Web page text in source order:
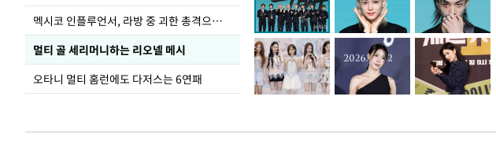
멕시코 인플루언서, 라방 중 괴한 총격으로 사망
멀티 골 세리머니하는 리오넬 메시
오타니 멀티 홈런에도 다저스는 6연패